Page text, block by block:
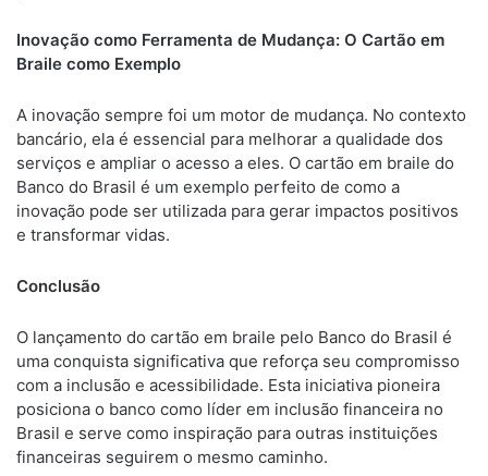
Inovação como Ferramenta de Mudança: O Cartão em
Braile como Exemplo
A inovação sempre foi um motor de mudança. No contexto
bancário, ela é essencial para melhorar a qualidade dos
serviços e ampliar o acesso a eles. O cartão em braile do
Banco do Brasil é um exemplo perfeito de como a
inovação pode ser utilizada para gerar impactos positivos
e transformar vidas.
Conclusão
O lançamento do cartão em braile pelo Banco do Brasil é
uma conquista significativa que reforça seu compromisso
com a inclusão e acessibilidade. Esta iniciativa pioneira
posiciona o banco como líder em inclusão financeira no
Brasil e serve como inspiração para outras instituições
financeiras seguirem o mesmo caminho.